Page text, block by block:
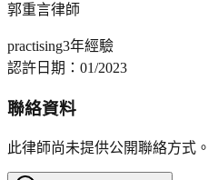
郭重言律師
practising3年經驗
認許日期： 01/2023
聯絡資料
此律師尚未提供公開聯絡方式。